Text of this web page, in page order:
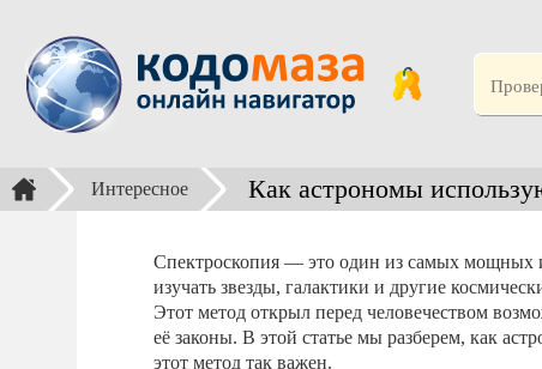
Интересное Как астрономы
Спектроскопия — это один из самых мощных
изучать звезды, галактики и другие
Этот метод открыл перед человечеством
её законы. В этой статье мы разберем, как
этот метод так важен.